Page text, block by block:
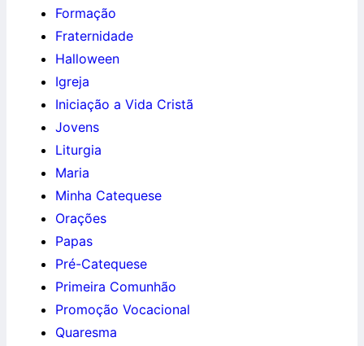
Formação
Fraternidade
Halloween
Igreja
Iniciação a Vida Cristã
Jovens
Liturgia
Maria
Minha Catequese
Orações
Papas
Pré-Catequese
Primeira Comunhão
Promoção Vocacional
Quaresma